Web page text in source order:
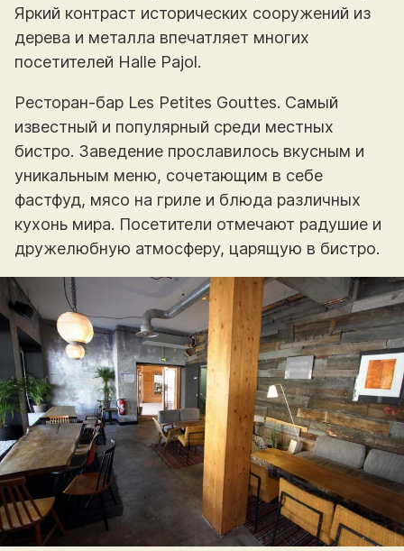
Яркий контраст исторических сооружений из
дерева и металла впечатляет многих
посетителей Halle Pajol.
Ресторан-бар Les Petites Gouttes. Самый
известный и популярный среди местных
бистро. Заведение прославилось вкусным и
уникальным меню, сочетающим в себе
фастфуд, мясо на гриле и блюда различных
кухонь мира. Посетители отмечают радушие и
дружелюбную атмосферу, царящую в бистро.